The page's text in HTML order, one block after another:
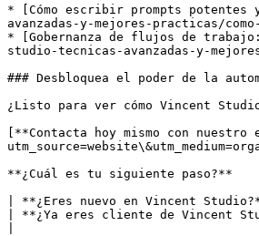
* [Cómo escribir prompts
avanzadas-y-mejores-practicas/
* [Gobernanza de flujos de
studio-tecnicas-avanzadas-y-
### Desbloquea el poder de la
¿Listo para ver cómo Vincent
[**Contacta hoy mismo con
**¿Cuál es tu siguiente paso?**
| **¿Eres nuevo en Vincent
| **¿Ya eres cliente de Vincent